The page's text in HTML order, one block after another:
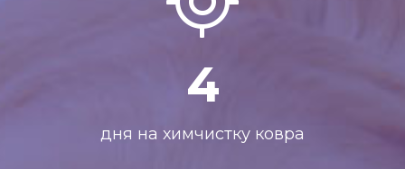
4
дня на химчистку ковра